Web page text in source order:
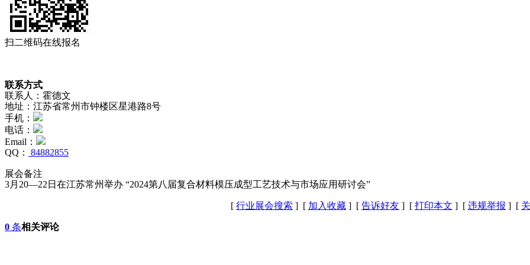
扫二维码在线报名
联系方式
联系人：霍德文
地址：江苏省常州市钟楼区星港路8号
手机：
电话：
Email：
QQ：
84882855
展会备注
3月20—22日在江苏常州举办 “2024第八届复合材料模压成型工艺技术与市场应用研讨会”
[ 行业展会搜索 ] [ 加入收藏 ] [ 告诉好友 ] [ 打印本文 ] [ 违规举报 ] [
0 条相关评论